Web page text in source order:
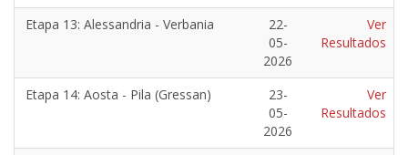
Etapa 13: Alessandria - Verbania
22-
05-
2026
Ver
Resultados
Etapa 14: Aosta - Pila (Gressan)
23-
05-
2026
Ver
Resultados